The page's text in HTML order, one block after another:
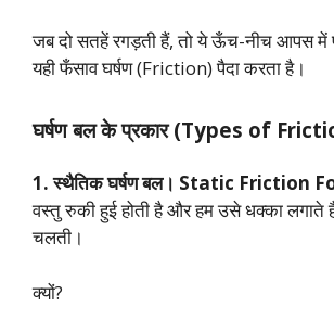
जब दो सतहें रगड़ती हैं, तो ये ऊँच-नीच आपस
यही फँसाव घर्षण (Friction) पैदा करता है।
घर्षण बल के प्रकार (Types of
1. स्थैतिक घर्षण बल। Static Friction
वस्तु रुकी हुई होती है और हम उसे धक्का लगाते
चलती।
क्यों?